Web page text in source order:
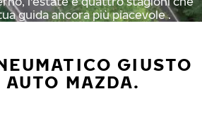
guida ancora più piacevole .
GIUSTO
MAZDA.